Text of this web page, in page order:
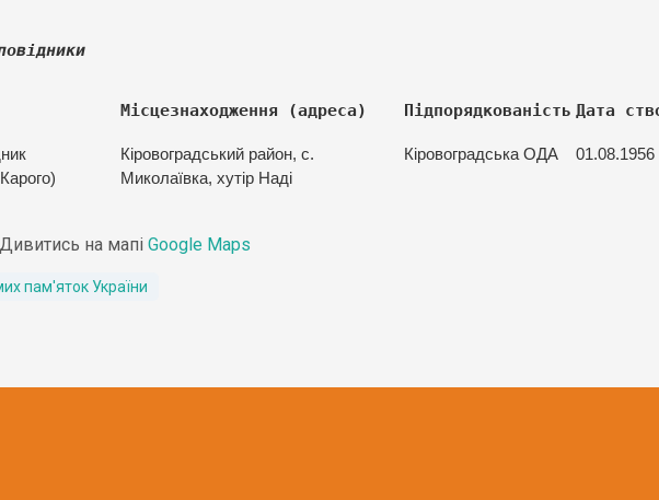
Місцезнаходження (адреса) Підпорядкованість Дата
Кіровоградський район, с.
Миколаївка, хутір Наді
Кіровоградська ОДА 01.08.1956
на мапі Google Maps
пам'яток України